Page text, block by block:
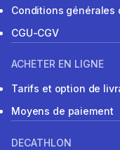
Conditions générales
CGU-CGV
ACHETER EN LIGNE
Tarifs et option de
Moyens de paiement
DECATHLON